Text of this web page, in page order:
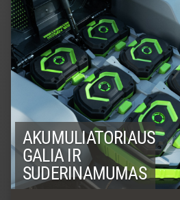
AKUMULIATORIAUS
GALIA IR
SUDERINAMUMAS